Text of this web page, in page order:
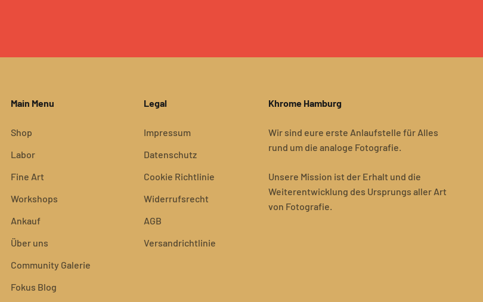
Main Menu
Shop
Labor
Fine Art
Workshops
Ankauf
Über uns
Community Galerie
Fokus Blog
Legal
Impressum
Datenschutz
Cookie Richtlinie
Widerrufsrecht
AGB
Versandrichtlinie
Khrome Hamburg
Wir sind eure erste Anlaufstelle für Alles
rund um die analoge Fotografie.
Unsere Mission ist der Erhalt und die
Weiterentwicklung des Ursprungs aller Art
von Fotografie.